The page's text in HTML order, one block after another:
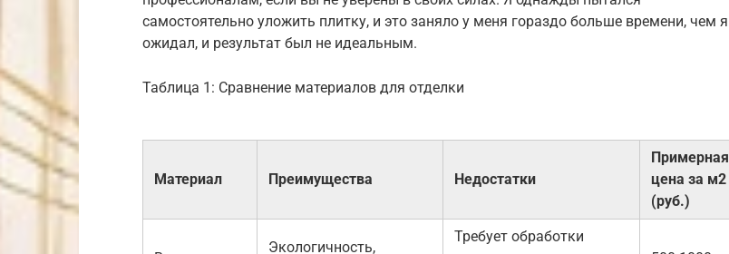
самостоятельно уложить плитку, и это заняло у меня гораздо больше времени, чем я
ожидал, и результат был не идеальным.
Таблица 1: Сравнение материалов для отделки
Материал Преимущества Недостатки
Примерная
цена за м2
(руб.)
Экологичность,
Требует обработки